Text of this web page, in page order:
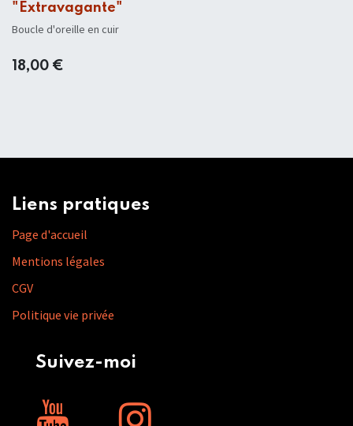
"Extravagante"
Boucle d'oreille en cuir
18,00 €
Liens pratiques
Page d'accueil
Mentions légales
CGV
Politique vie privée
Suivez-moi